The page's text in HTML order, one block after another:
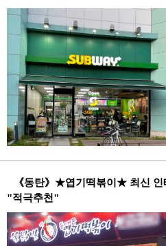
《동탄》★엽기떡볶이★ 최신
"적극추천"